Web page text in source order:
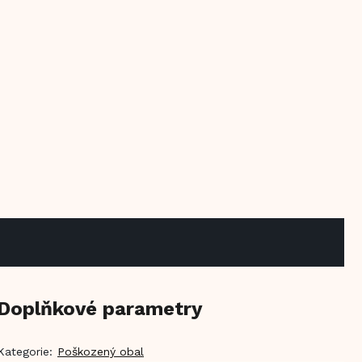
parametry
: Poškozený obal